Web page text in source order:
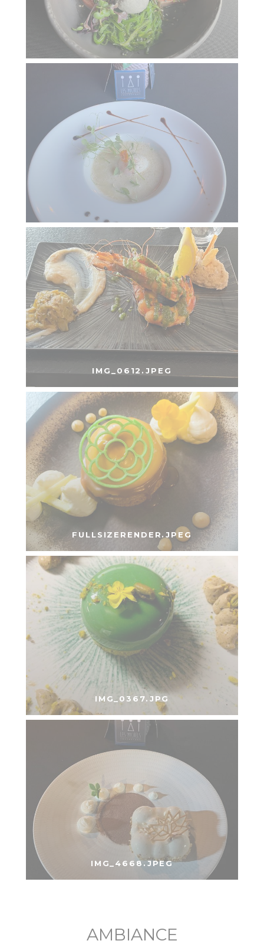
IMG_0612.JPEG
FULLSIZERENDER.JPEG
IMG_0367.JPG
IMG_4668.JPEG
AMBIANCE